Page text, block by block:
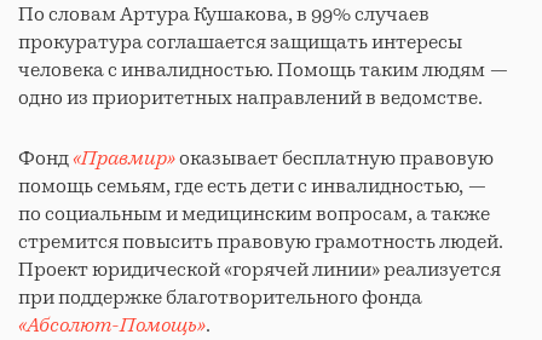
По словам Артура Кушакова, в 99% случаев
прокуратура соглашается защищать интересы
человека с инвалидностью. Помощь таким людям —
одно из приоритетных направлений в ведомстве.
Фонд«Правмир»оказывает бесплатную правовую
помощь семьям, где есть дети с инвалидностью, —
по социальным и медицинским вопросам, а также
стремится повысить правовую грамотность людей.
Проект юридической «горячей линии» реализуется
при поддержке благотворительного фонда
«Абсолют-Помощь».